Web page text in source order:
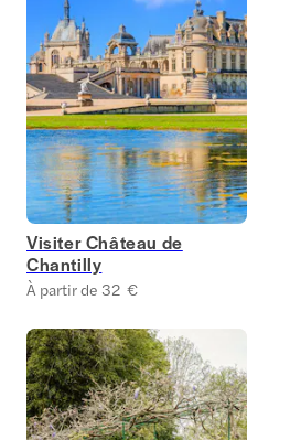
Visiter Château de
Chantilly
À partir de 32 €